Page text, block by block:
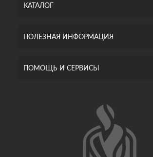
КАТАЛОГ
ПОЛЕЗНАЯ ИНФОРМАЦИЯ
ПОМОЩЬ И СЕРВИСЫ